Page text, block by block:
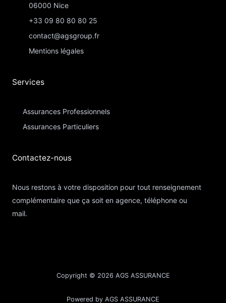
06000 Nice
+33 09 80 80 80 25
contact@agsgroup.fr
Mentions légales
Services
Assurances Professionnels
Assurances Particuliers​
Contactez-nous​
Nous restons à votre disposition pour tout renseignement
complémentaire que ça soit en agence, téléphone ou
mail.
Copyright © 2026 AGS ASSURANCE
Powered by AGS ASSURANCE